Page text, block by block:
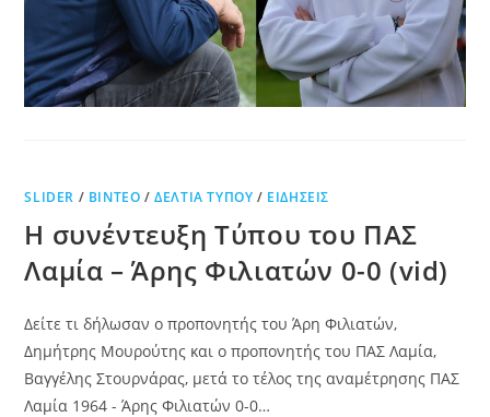
SLIDER / ΒΊΝΤΕΟ /ΔΕΛΤΊΑ ΤΎΠΟΥ / ΕΙΔΉΣΕΙΣ
Η συνέντευξη Τύπου του ΠΑΣ
Λαμία – Άρης Φιλιατών 0-0 (vid)
Δείτε τι δήλωσαν ο προπονητής του Άρη Φιλιατών,
Δημήτρης Μουρούτης και ο προπονητής του ΠΑΣ Λαμία,
Βαγγέλης Στουρνάρας, μετά το τέλος της αναμέτρησης ΠΑΣ
Λαμία 1964 - Άρης Φιλιατών 0-0…